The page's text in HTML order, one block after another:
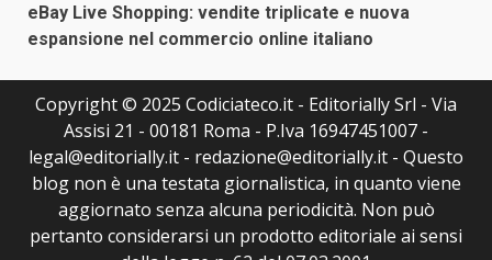
eBay Live Shopping: vendite triplicate e nuova
espansione nel commercio online italiano
Copyright © 2025 Codiciateco.it - Editorially Srl - Via
Assisi 21 - 00181 Roma - P.Iva 16947451007 -
legal@editorially.it - redazione@editorially.it - Questo
blog non è una testata giornalistica, in quanto viene
aggiornato senza alcuna periodicità. Non può
pertanto considerarsi un prodotto editoriale ai sensi